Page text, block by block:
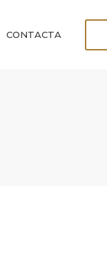
CONTACTA